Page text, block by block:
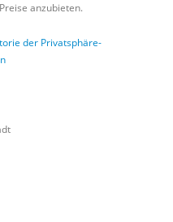
anzubieten.
der Privatsphäre-